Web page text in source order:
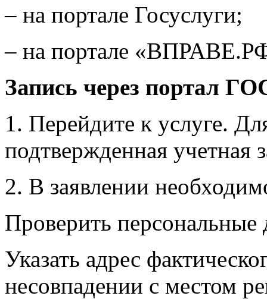
– на портале Госуслуги;
– на портале
Запись через портал
1. Перейдите к услуге.
подтвержденная учетная
2. В заявлении
Проверить персональные
Указать адрес
несовпадении с местом